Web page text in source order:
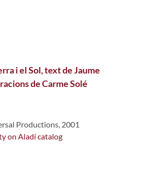
i el Sol, text de Jaume
de Carme Solé
Productions, 2001
on Aladí catalog